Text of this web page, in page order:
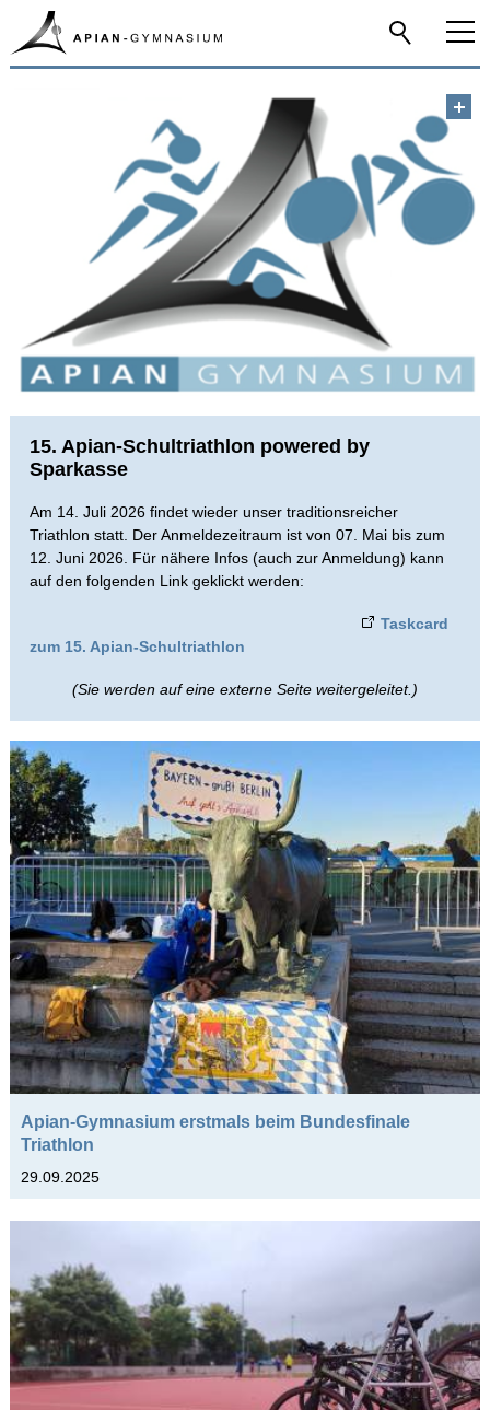
Das Apian
Schulfamilie
Infos-Service
Beratung
Apian digital
Fächer
Schulleben
Apian-Forscher
Charity Run
Eisenbahnkabinett
Erfinder
Jugend forscht
Mädchen-Jungen-Förderung
Nachhaltigkeit
P-Seminar - Nahrung für alle
Präventionsarbeit
Sanitätsdienst
Schülerzeitung Frame
Schulhund Rudi
Schulgarten
Theatergruppe
Tipp-Profis
Vivarium
15. Apian-Schultriathlon powered by
Sparkasse
Am 14. Juli 2026 findet wieder unser traditionsreicher
Triathlon statt. Der Anmeldezeitraum ist von 07. Mai bis zum
12. Juni 2026. Für nähere Infos (auch zur Anmeldung) kann
auf den folgenden Link geklickt werden:
Taskcard
zum 15. Apian-Schultriathlon
(Sie werden auf eine externe Seite weitergeleitet.)
Apian-Gymnasium erstmals beim Bundesfinale
Triathlon
29.09.2025